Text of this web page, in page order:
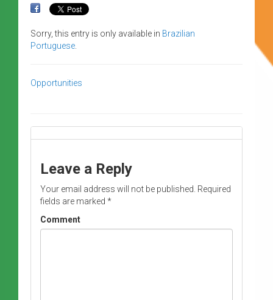
Sorry, this entry is only available in Brazilian
Portuguese
Opportunities
Leave a Reply
Your email address will not be published. Required
fields are marked *
Comment